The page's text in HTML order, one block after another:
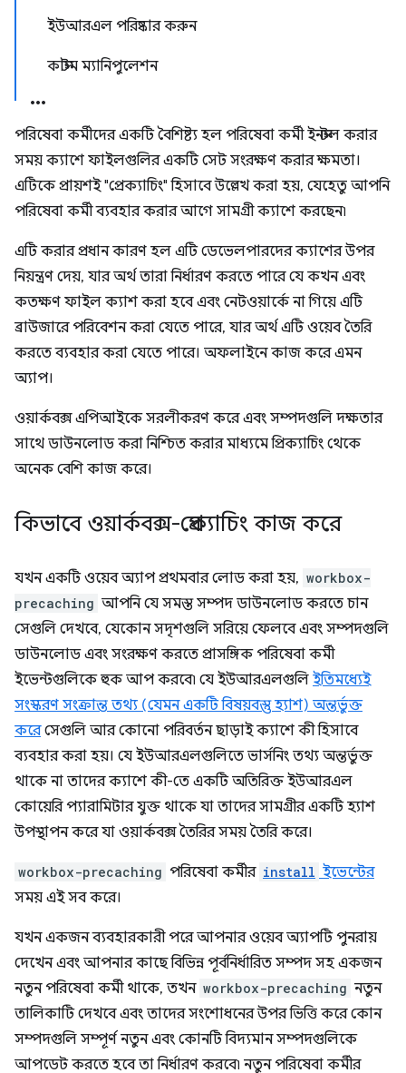
ইউআরএল পরিষ্কার করুন
কাস্টম ম্যানিপুলেশন
পরিষেবা কর্মীদের একটি বৈশিষ্ট্য হল পরিষেবা কর্মী ইনস্টল করার
সময় ক্যাশে ফাইলগুলির একটি সেট সংরক্ষণ করার ক্ষমতা।
এটিকে প্রায়শই "প্রেক্যাচিং" হিসাবে উল্লেখ করা হয়, যেহেতু আপনি
পরিষেবা কর্মী ব্যবহার করার আগে সামগ্রী ক্যাশে করছেন৷
এটি করার প্রধান কারণ হল এটি ডেভেলপারদের ক্যাশের উপর
নিয়ন্ত্রণ দেয়, যার অর্থ তারা নির্ধারণ করতে পারে যে কখন এবং
কতক্ষণ ফাইল ক্যাশ করা হবে এবং নেটওয়ার্কে না গিয়ে এটি
ব্রাউজারে পরিবেশন করা যেতে পারে, যার অর্থ এটি ওয়েব তৈরি
করতে ব্যবহার করা যেতে পারে। অফলাইনে কাজ করে এমন
অ্যাপ।
ওয়ার্কবক্স এপিআইকে সরলীকরণ করে এবং সম্পদগুলি দক্ষতার
সাথে ডাউনলোড করা নিশ্চিত করার মাধ্যমে প্রিক্যাচিং থেকে
অনেক বেশি কাজ করে।
কিভাবে ওয়ার্কবক্স-প্রেক্যাচিং কাজ করে
যখন একটি ওয়েব অ্যাপ প্রথমবার লোড করা হয়, workbox-
precaching আপনি যে সমস্ত সম্পদ ডাউনলোড করতে চান
সেগুলি দেখবে, যেকোন সদৃশগুলি সরিয়ে ফেলবে এবং সম্পদগুলি
ডাউনলোড এবং সংরক্ষণ করতে প্রাসঙ্গিক পরিষেবা কর্মী
ইভেন্টগুলিকে হুক আপ করবে৷ যে ইউআরএলগুলি ইতিমধ্যেই
সংস্করণ সংক্রান্ত তথ্য (যেমন একটি বিষয়বস্তু হ্যাশ) অন্তর্ভুক্ত
করেসেগুলি আর কোনো পরিবর্তন ছাড়াই ক্যাশে কী হিসাবে
ব্যবহার করা হয়। যে ইউআরএলগুলিতে ভার্সনিং তথ্য অন্তর্ভুক্ত
থাকে না তাদের ক্যাশে কী-তে একটি অতিরিক্ত ইউআরএল
কোয়েরি প্যারামিটার যুক্ত থাকে যা তাদের সামগ্রীর একটি হ্যাশ
উপস্থাপন করে যা ওয়ার্কবক্স তৈরির সময় তৈরি করে।
workbox-precaching পরিষেবা কর্মীর install ইভেন্টের
সময় এই সব করে।
যখন একজন ব্যবহারকারী পরে আপনার ওয়েব অ্যাপটি পুনরায়
দেখেন এবং আপনার কাছে বিভিন্ন পূর্বনির্ধারিত সম্পদ সহ একজন
নতুন পরিষেবা কর্মী থাকে, তখন workbox-precaching নতুন
তালিকাটি দেখবে এবং তাদের সংশোধনের উপর ভিত্তি করে কোন
সম্পদগুলি সম্পূর্ণ নতুন এবং কোনটি বিদ্যমান সম্পদগুলিকে
আপডেট করতে হবে তা নির্ধারণ করবে৷ নতুন পরিষেবা কর্মীর